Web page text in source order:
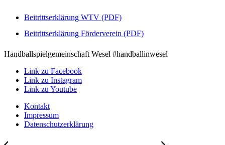
Beitrittserklärung WTV (PDF)
Beitrittserklärung Förderverein (PDF)
Handballspielgemeinschaft Wesel #handballinwesel
Link zu Facebook
Link zu Instagram
Link zu Youtube
Kontakt
Impressum
Datenschutzerklärung